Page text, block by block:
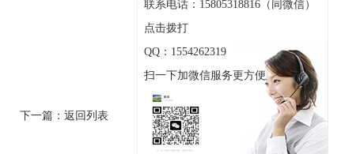
联系电话：15805318816（同微信）
点击拨打
QQ：1554262319
扫一下加微信服务更方便
下一篇： 返回列表